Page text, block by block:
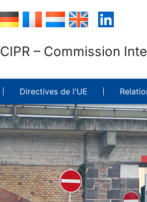
CIPR – Commission
Directives de l'UE